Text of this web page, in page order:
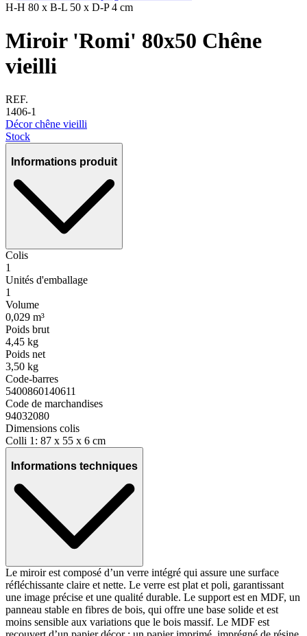
H-H 80 x B-L 50 x D-P4 cm
Miroir 'Romi' 80x50 Chêne
vieilli
REF.
1406-1
Décor chêne vieilli
Stock
Informations produit
Colis
1
Unités d'emballage
1
Volume
0,029 m³
Poids brut
4,45 kg
Poids net
3,50 kg
Code-barres
5400860140611
Code de marchandises
94032080
Dimensions colis
Colli 1: 87 x 55 x 6 cm
Informations techniques
Le miroir est composé d’un verre intégré qui assure une surface
réfléchissante claire et nette. Le verre est plat et poli, garantissant
une image précise et une qualité durable. Le support est en MDF, un
panneau stable en fibres de bois, qui offre une base solide et est
moins sensible aux variations que le bois massif. Le MDF est